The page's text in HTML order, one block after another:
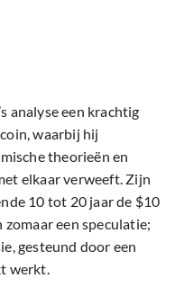
analyse een krachtig
waarbij hij
theorieën en
elkaar verweeft. Zijn
10 tot 20 jaar de $10
een speculatie;
gesteund door een
werkt.